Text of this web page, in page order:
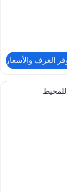
الغرف والأسعار
وأسرّة بإسفنج